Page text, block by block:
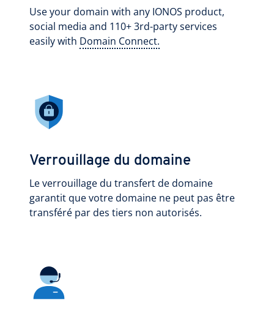
Use your domain with any IONOS product,
social media and 110+ 3rd-party services
easily with Domain Connect.
Verrouillage du domaine
Le verrouillage du transfert de domaine
garantit que votre domaine ne peut pas être
transféré par des tiers non autorisés.